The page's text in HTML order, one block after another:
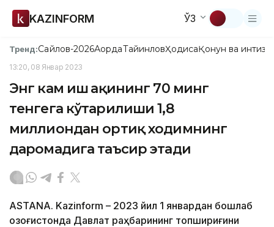
KAZINFORM ЎЗ
Тренд:Сайлов-2026АқордаТайинловҲодисаҚонун ва
13:20, 08 Январ 2023
Энг кам иш ҳақининг 70 минг
тенгега кўтарилиши 1,8
миллиондан ортиқ ходимнинг
даромадига таъсир этади
ASTANА. Kazinform – 2023 йил 1 январдан бошлаб
Қозоғистонда Давлат раҳбарининг топшириғини